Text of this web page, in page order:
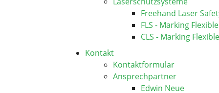
Freehand Laser
FLS - Marking Flexible
CLS - Marking Flexible
Kontakt
Kontaktformular
Ansprechpartner
Edwin Neue